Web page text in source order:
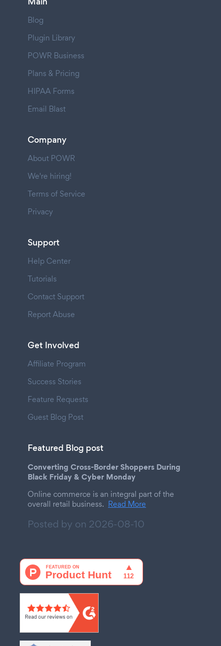
Blog
Plugin Library
POWR Business
Plans & Pricing
HIPAA Forms
Email Blast
Company
About POWR
We're hiring!
Terms of Service
Privacy
Support
Help Center
Tutorials
Contact Support
Report Abuse
Get Involved
Affiliate Program
Success Stories
Feature Requests
Guest Blog Post
Featured Blog post
Converting Cross-Border Shoppers During
Black Friday & Cyber Monday
Online commerce is an integral part of the
overall retail business. Read More
Posted by on 2026-08-10